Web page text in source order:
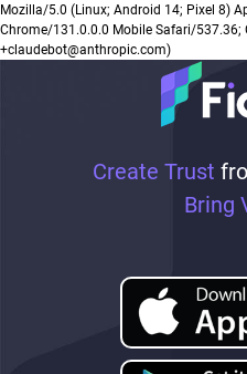
Create Trust
Bring
Mozilla/5.0 (Linux; Android 14; Pixel 8)
Chrome/131.0.0.0 Mobile Safari/537.36;
+claudebot@anthropic.com)